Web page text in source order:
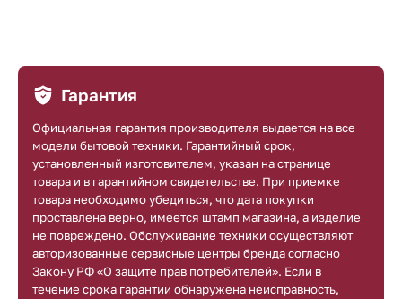
Гарантия
Официальная гарантия производителя выдается на все
модели бытовой техники. Гарантийный срок,
установленный изготовителем, указан на странице
товара и в гарантийном свидетельстве. При приемке
товара необходимо убедиться, что дата покупки
проставлена верно, имеется штамп магазина, а изделие
не повреждено. Обслуживание техники осуществляют
авторизованные сервисные центры бренда согласно
Закону РФ «О защите прав потребителей». Если в
течение срока гарантии обнаружена неисправность,